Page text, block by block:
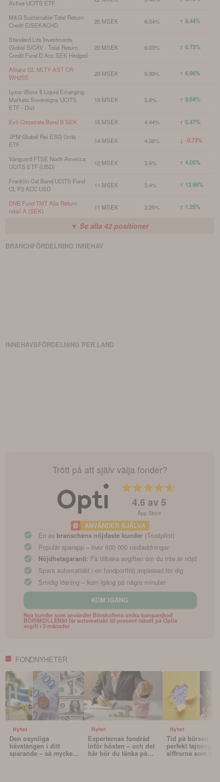
Active UCITS ETF
M&G Sustainable Total Return
Credit EISEKACHD
20 MSEK 6.04% ↑ 8.44%
Standard Life Investments
Global SICAV - Total Return
Credit Fund D Acc SEK Hedged
20 MSEK 6.03% ↑ 6.73%
Allianz GL MLTY-AST CR-
WH2SE
20 MSEK 5.99% ↑ 6.96%
Lyxor iBoxx $ Liquid Emerging
Markets Sovereigns UCITS
ETF - Dist
19 MSEK 5.8% ↑ 9.64%
Evli Corporate Bond B SEK 15 MSEK 4.44% ↑ 6.47%
JPM Global Rei ESG Ucits
ETF
14 MSEK 4.08% ↓ -0.73%
Vanguard FTSE North America
UCITS ETF (USD)
12 MSEK 3.6% ↑ 4.05%
Franklin Cat Bond UCITS Fund
CL P2 ACC USD
11 MSEK 3.4% ↑ 12.96%
DNB Fund TMT Abs Return
retail A (SEK)
11 MSEK 3.25% ↑ 1.25%
▼ Se alla42 positioner
BRANCHFÖRDELNING INNEHAV
INNEHAVSFÖRDELNING PER LAND
Trött på att själv välja fonder?
4.6 av 5
App Store
ANVÄNDER SJÄLVA
En av branschens nöjdaste kunder (Trustpilot)
Populär sparapp – över 600 000 nedladdningar
Nöjdhetsgaranti: Få tillbaka avgiften om du inte är nöjd
Spara automatiskt i en fondportfölj anpassad för dig
Smidig lösning – kom igång på några minuter
KOM IGÅNG
Nya kunder som använder Börskollens unika kampanjkod
BORSKOLLEN50 får automatiskt 50 procent rabatt på Optis
avgift i 3 månader
FONDNYHETER
Nyhet
Den osynliga
hävstången i ditt
sparande – så mycket
Nyhet
Experternas fondråd
inför hösten – och det
här bör du tänka på
Nyhet
Tid på börsen
perfekt tajming –
siffrorna som